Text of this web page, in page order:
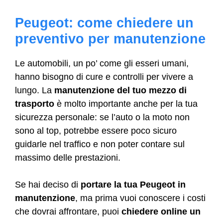
Peugeot: come chiedere un
preventivo per manutenzione
Le automobili, un po’ come gli esseri umani,
hanno bisogno di cure e controlli per vivere a
lungo. La manutenzione del tuo mezzo di
trasporto è molto importante anche per la tua
sicurezza personale: se l’auto o la moto non
sono al top, potrebbe essere poco sicuro
guidarle nel traffico e non poter contare sul
massimo delle prestazioni.
Se hai deciso di portare la tua Peugeot in
manutenzione, ma prima vuoi conoscere i costi
che dovrai affrontare, puoi chiedere online un